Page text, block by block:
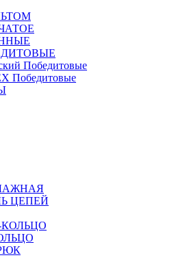
Победитовые
Победитовые
ЦЕПЕЙ